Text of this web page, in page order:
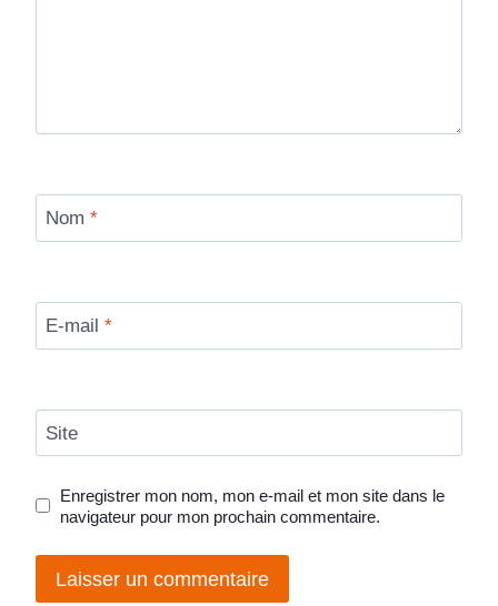
Nom *
E-mail *
Site
Enregistrer mon nom, mon e-mail et mon site dans le
navigateur pour mon prochain commentaire.